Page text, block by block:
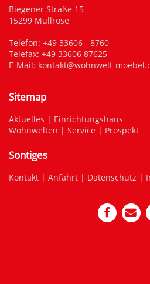
Biegener Straße 15
15299 Müllrose
Telefon: +49 33606 - 8760
Telefax: +49 33606 87625
E-Mail: kontakt@wohnwelt-
Sitemap
Aktuelles | Einrichtungshaus
Wohnwelten | Service | Prospekt
Sontiges
Kontakt | Anfahrt | Datenschutz |